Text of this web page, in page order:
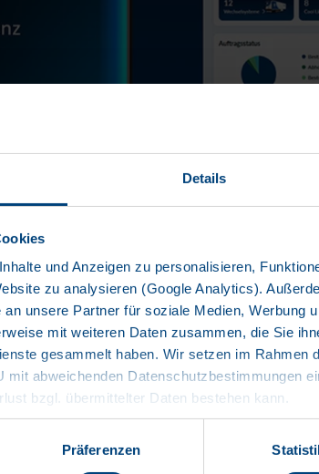
Details
und Anzeigen zu personalisieren,
zu analysieren (Google Analytics).
unsere Partner für soziale Medien, Werbung
mit weiteren Daten zusammen, die Sie
gesammelt haben. Wir setzen im Rahmen
mit abweichenden Datenschutzbestimmungen
bzgl. übermittelter Daten bestehen kann.
Präferenzen
mit mykrone.blue sein neues digitales
bündelt erstmals sämtliche Services und Daten